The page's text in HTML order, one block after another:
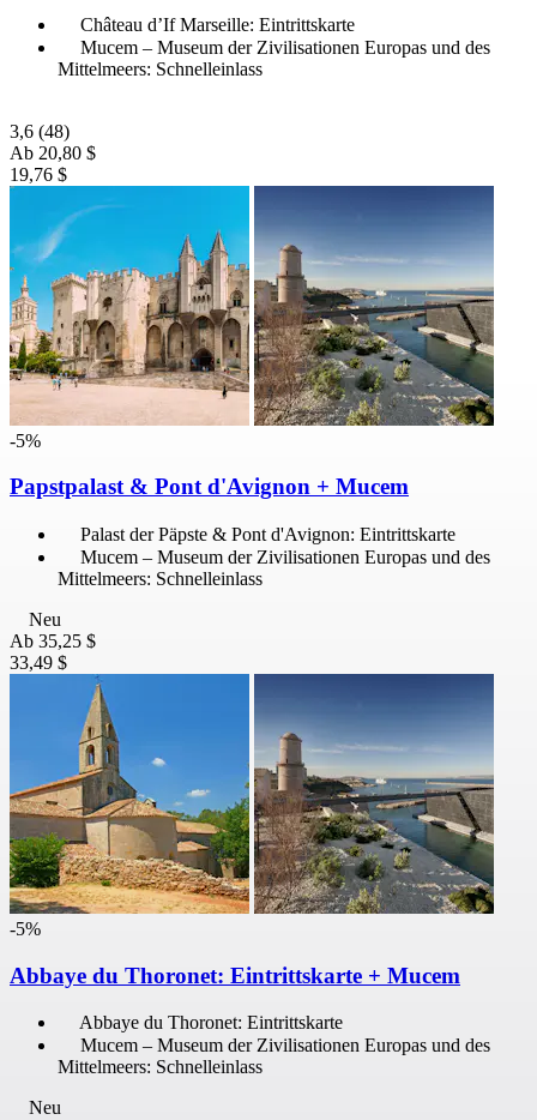
Château d’If Marseille: Eintrittskarte
Mucem – Museum der Zivilisationen Europas und des
Mittelmeers: Schnelleinlass
3,6 (48)
Ab 20,80 $
19,76 $
-5%
Papstpalast & Pont d'Avignon + Mucem
Palast der Päpste & Pont d'Avignon: Eintrittskarte
Mucem – Museum der Zivilisationen Europas und des
Mittelmeers: Schnelleinlass
Neu
Ab 35,25 $
33,49 $
-5%
Abbaye du Thoronet: Eintrittskarte + Mucem
Abbaye du Thoronet: Eintrittskarte
Mucem – Museum der Zivilisationen Europas und des
Mittelmeers: Schnelleinlass
Neu